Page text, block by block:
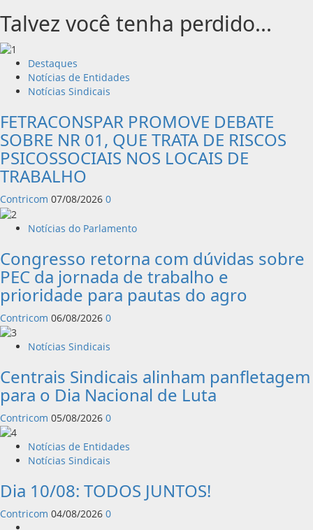
Talvez você tenha perdido...
Destaques
Notícias de Entidades
Notícias Sindicais
FETRACONSPAR PROMOVE DEBATE
SOBRE NR 01, QUE TRATA DE RISCOS
PSICOSSOCIAIS NOS LOCAIS DE
TRABALHO
Contricom 07/08/2026 0
Notícias do Parlamento
Congresso retorna com dúvidas sobre
PEC da jornada de trabalho e
prioridade para pautas do agro
Contricom 06/08/2026 0
Notícias Sindicais
Centrais Sindicais alinham panfletagem
para o Dia Nacional de Luta
Contricom 05/08/2026 0
Notícias de Entidades
Notícias Sindicais
Dia 10/08: TODOS JUNTOS!
Contricom 04/08/2026 0